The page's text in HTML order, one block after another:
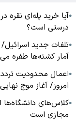
●آیا خرید پله‌ای نقره
درستی است؟
●تلفات جدید
آمار کشته‌ها طفره
●
امروز/ آغاز موج
●کلاس‌های دانشگاه‌ها
مجازی است